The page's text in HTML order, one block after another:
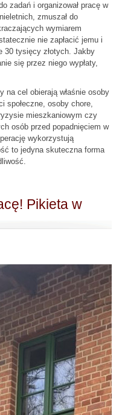
zadań i organizował pracę w
zmuszał do
wymiarem
nie zapłacić jemu i
30 tysięcy złotych. Jakby
się przez niego wypłaty,
na cel obierają właśnie osoby
społeczne, osoby chore,
mieszkaniowym czy
osób przed popadnięciem w
wykorzystują
to jedyna skuteczna forma
Pikieta w